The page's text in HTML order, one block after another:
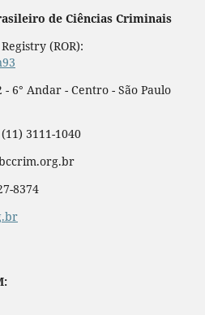
de Ciências Criminais
(ROR):
- 6° Andar - Centro - São Paulo
3111-1040
8374